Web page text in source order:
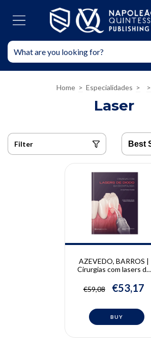
Home > Especialidades > >
Laser
Filter
AZEVEDO, BARROS |
Cirurgias com lasers de
Luciane Hiramatsu
Azevedo, Juliana de
€59,08 €53,17